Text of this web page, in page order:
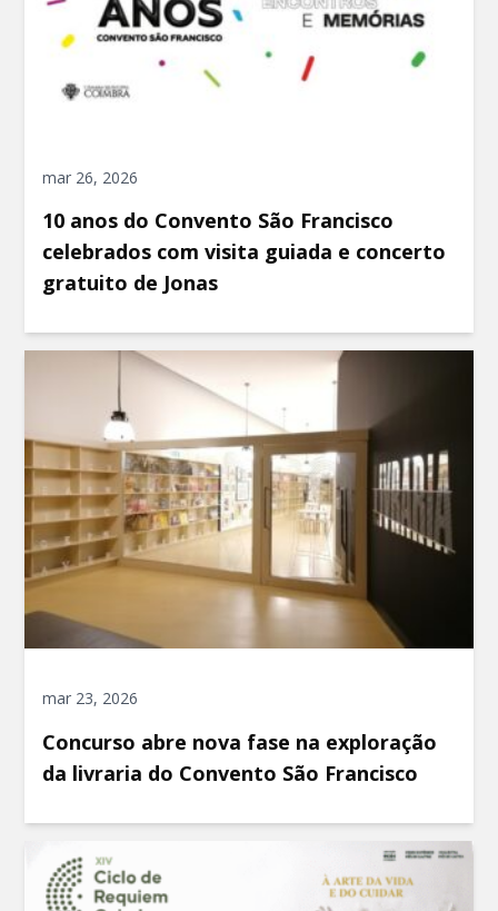
mar 26, 2026
10 anos do Convento São Francisco
celebrados com visita guiada e concerto
gratuito de Jonas
mar 23, 2026
Concurso abre nova fase na exploração
da livraria do Convento São Francisco